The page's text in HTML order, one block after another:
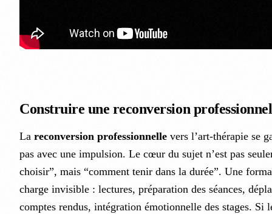
Construire une reconversion
La reconversion professionnelle vers l’art-thérapie se
pas avec une impulsion. Le cœur du sujet n’est pas
choisir”, mais “comment tenir dans la durée”. Une
charge invisible : lectures, préparation des séances,
comptes rendus, intégration émotionnelle des stages. Si